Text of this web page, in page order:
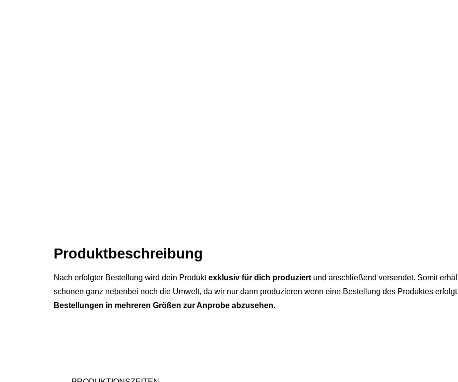
Produkt­­beschreibung
Nach erfolgter Bestellung wird dein Produktexklusiv für dich produziert und anschließend versendet. Somit
schonen ganz nebenbei noch die Umwelt, da wir nur dann produzieren wenn eine Bestellung des Produktes erfolgt.
Bestellungen in mehreren Größen zur Anprobe abzusehen.